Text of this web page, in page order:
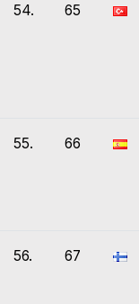
54. 65
55. 66
56. 67